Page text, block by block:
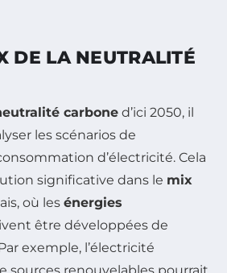
DE LA NEUTRALITÉ
carbone d’ici 2050, il
les scénarios de
d’électricité. Cela
significative dans le mix
où les énergies
être développées de
exemple, l’électricité